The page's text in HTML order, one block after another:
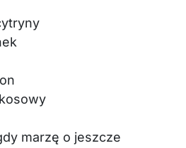
marzę o jeszcze